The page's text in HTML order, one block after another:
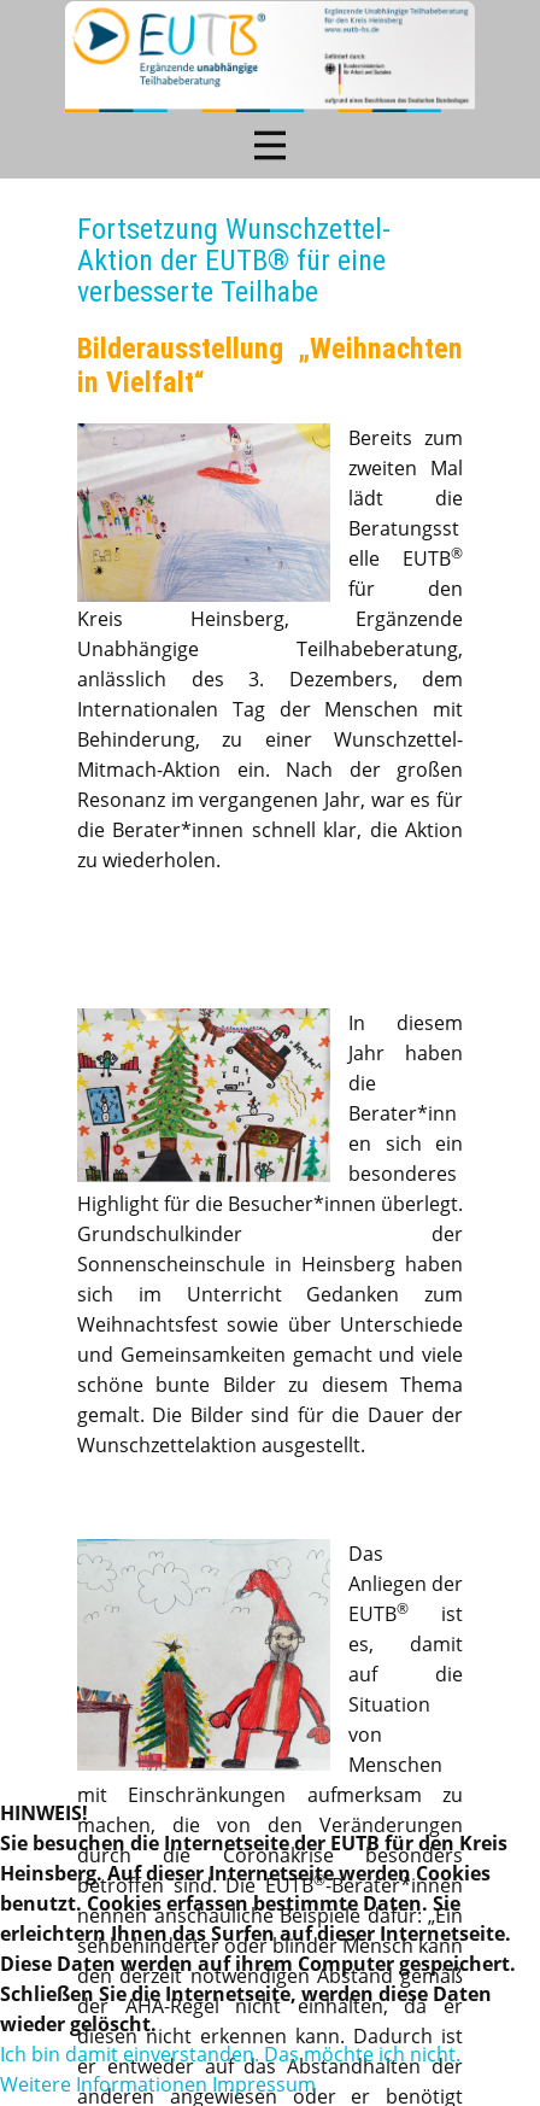
Fortsetzung Wunschzettel-
Aktion der EUTB® für eine
verbesserte Teilhabe
Bilderausstellung „Weihnachten
in Vielfalt“
Bereits zum
zweiten Mal
lädt die
Beratungsst
elle EUTB®
für den
Kreis Heinsberg, Ergänzende
Unabhängige Teilhabeberatung,
anlässlich des 3. Dezembers, dem
Internationalen Tag der Menschen mit
Behinderung, zu einer Wunschzettel-
Mitmach-Aktion ein. Nach der großen
Resonanz im vergangenen Jahr, war es für
die Berater*innen schnell klar, die Aktion
zu wiederholen.
In diesem
Jahr haben
die
Berater*inn
en sich ein
besonderes
Highlight für die Besucher*innen überlegt.
Grundschulkinder der
Sonnenscheinschule in Heinsberg haben
sich im Unterricht Gedanken zum
Weihnachtsfest sowie über Unterschiede
und Gemeinsamkeiten gemacht und viele
schöne bunte Bilder zu diesem Thema
gemalt. Die Bilder sind für die Dauer der
Wunschzettelaktion ausgestellt.
Das
Anliegen der
EUTB®
ist
es, damit
auf die
Situation
von
Menschen
mit Einschränkungen aufmerksam zu
machen, die von den Veränderungen
durch die Coronakrise besonders
betroffen sind. Die EUTB®-Berater*innen
nennen anschauliche Beispiele dafür: „Ein
sehbehinderter oder blinder Mensch kann
den derzeit notwendigen Abstand gemäß
der AHA-Regel nicht einhalten, da er
diesen nicht erkennen kann. Dadurch ist
er entweder auf das Abstandhalten der
anderen angewiesen oder er benötigt
HINWEIS!
Sie besuchen die Internetseite der EUTB für den Kreis
Heinsberg. Auf dieser Internetseite werden Cookies
benutzt. Cookies erfassen bestimmte Daten. Sie
erleichtern Ihnen das Surfen auf dieser Internetseite.
Diese Daten werden auf ihrem Computer gespeichert.
Schließen Sie die Internetseite, werden diese Daten
wieder gelöscht.
Ich bin damit einverstanden. Das möchte ich nicht.
Weitere Informationen Impressum